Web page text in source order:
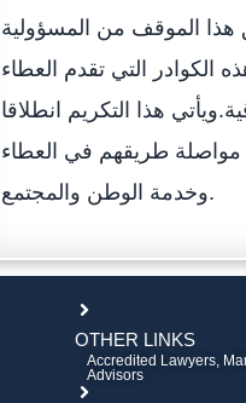
هذا الموقف من المسؤولية
الكوادر التي تقدم العطاء
هذا التكريم انطلاقا
طريقهم في العطاء
وخدمة الوطن والمجتمع.
OTHER LINKS
Accredited Lawyers,
Advisors